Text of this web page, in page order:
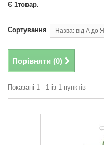
Є 1товар.
Сортування Назва: від А до Я
Порівняти (0)
Показані 1 - 1 із 1 пунктів